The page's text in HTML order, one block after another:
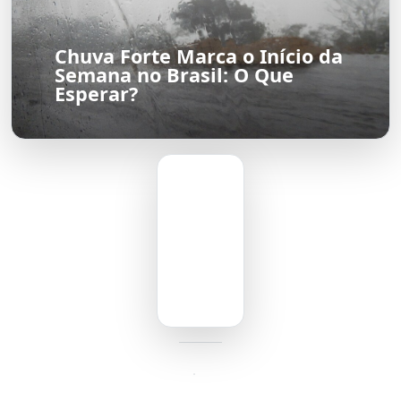
Chuva Forte Marca o Início da
Semana no Brasil: O Que
Esperar?